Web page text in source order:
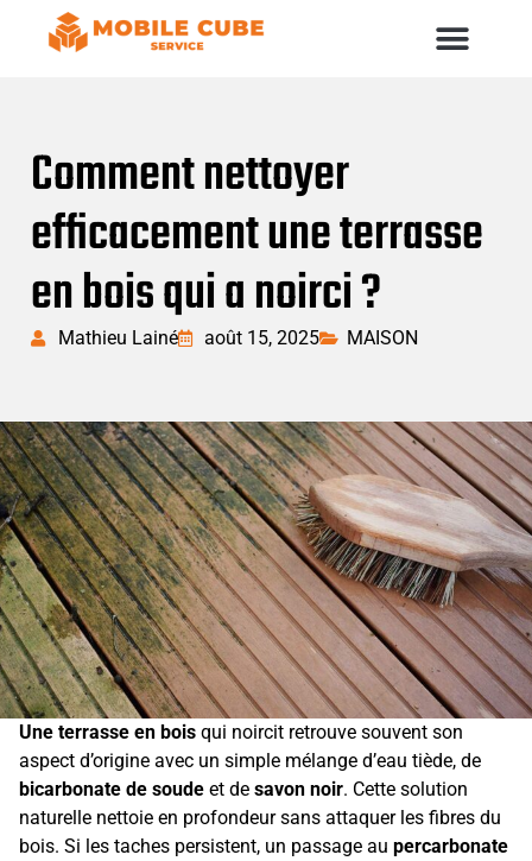
Comment nettoyer
efficacement une terrasse
en bois qui a noirci ?
Mathieu Lainé août 15, 2025 MAISON
Une terrasse en bois qui noircit retrouve souvent son
aspect d’origine avec un simple mélange d’eau tiède, de
bicarbonate de soude et de savon noir. Cette solution
naturelle nettoie en profondeur sans attaquer les fibres du
bois. Si les taches persistent, un passage au percarbonate